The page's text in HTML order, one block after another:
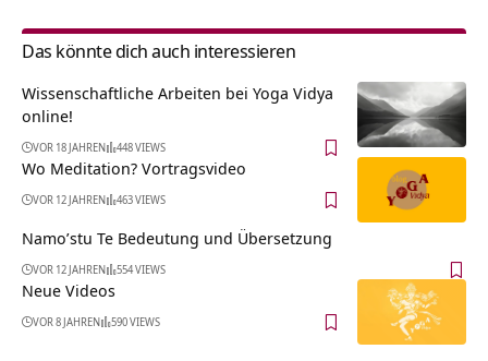
Das könnte dich auch interessieren
Wissenschaftliche Arbeiten bei Yoga Vidya
online!
VOR 18 JAHREN 448 VIEWS
Wo Meditation? Vortragsvideo
VOR 12 JAHREN 463 VIEWS
Namo’stu Te Bedeutung und Übersetzung
VOR 12 JAHREN 554 VIEWS
Neue Videos
VOR 8 JAHREN 590 VIEWS